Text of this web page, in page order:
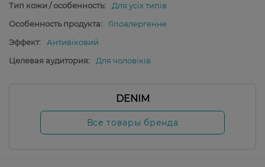
Тип кожи / особенность:
Для усіх типів
Особенность продукта:
Гіпоалергенне
Эффект:
Антивіковий
Целевая аудитория:
Для чоловіків
DENIM
Все товары бренда